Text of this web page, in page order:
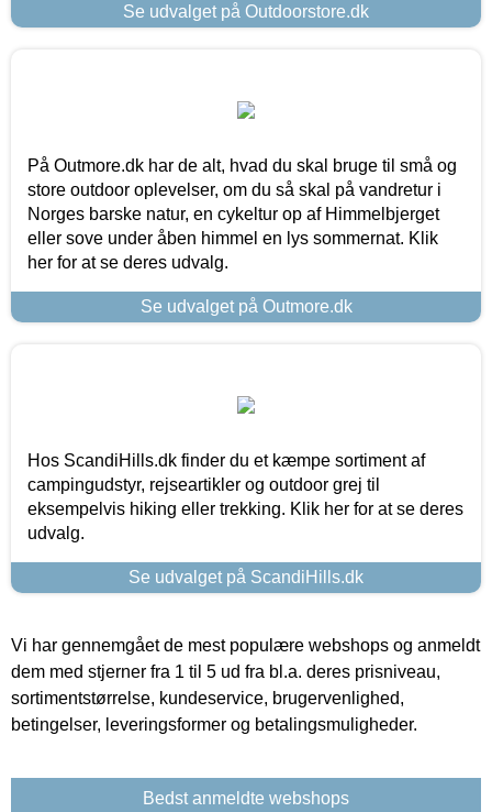
Se udvalget på Outdoorstore.dk
På Outmore.dk har de alt, hvad du skal bruge til små og
store outdoor oplevelser, om du så skal på vandretur i
Norges barske natur, en cykeltur op af Himmelbjerget
eller sove under åben himmel en lys sommernat. Klik
her for at se deres udvalg.
Se udvalget på Outmore.dk
Hos ScandiHills.dk finder du et kæmpe sortiment af
campingudstyr, rejseartikler og outdoor grej til
eksempelvis hiking eller trekking. Klik her for at se deres
udvalg.
Se udvalget på ScandiHills.dk
Vi har gennemgået de mest populære webshops og anmeldt
dem med stjerner fra 1 til 5 ud fra bl.a. deres prisniveau,
sortimentstørrelse, kundeservice, brugervenlighed,
betingelser, leveringsformer og betalingsmuligheder.
Bedst anmeldte webshops